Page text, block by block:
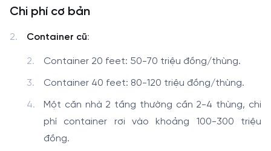
Chi phí cơ bản
Container cũ:
Container 20 feet: 50-70 triệu đồng/thùng.
Container 40 feet: 80-120 triệu đồng/thùng.
Một căn nhà 2 tầng thường cần 2-4 thùng, chi
phí container rơi vào khoảng 100-300 triệu
đồng.